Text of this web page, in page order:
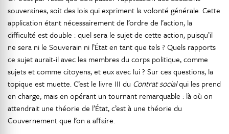
souveraines, soit des lois qui expriment la volonté générale. Cette
application étant nécessairement de l’ordre de l’action, la
difficulté est double : quel sera le sujet de cette action, puisqu’il
ne sera ni le Souverain ni l’État en tant que tels ? Quels rapports
ce sujet aurait-il avec les membres du corps politique, comme
sujets et comme citoyens, et eux avec lui ? Sur ces questions, la
topique est muette. C’est le livre III du Contrat socialqui les prend
en charge, mais en opérant un tournant remarquable : là où on
attendrait une théorie de l’État, c’est à une théorie du
Gouvernement que l’on a affaire.